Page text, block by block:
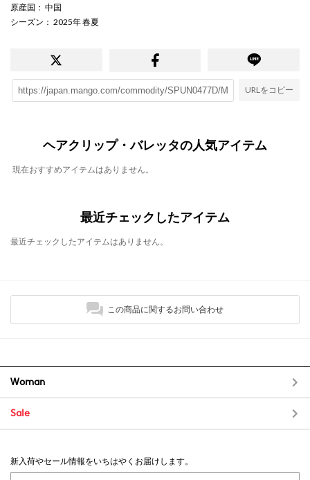
原産国 ： 中国
シーズン ： 2025年 春夏
URLをコピー
ヘアクリップ・バレッタの人気アイテム
現在おすすめアイテムはありません。
最近チェックしたアイテム
最近チェックしたアイテムはありません。
この商品に関するお問い合わせ
Woman
Sale
新入荷やセール情報をいちはやくお届けします。